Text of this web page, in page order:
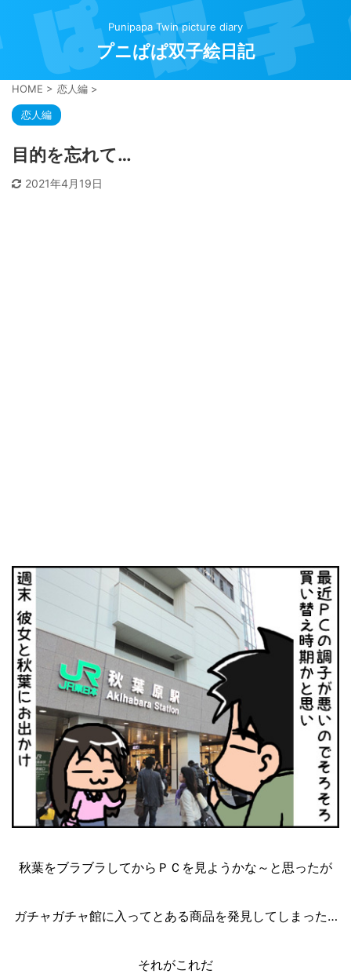
Punipapa Twin picture diary
プニぱぱ双子絵日記
HOME > 恋人編 >
恋人編
目的を忘れて…
2021年4月19日
秋葉をブラブラしてからＰＣを見ようかな～と思ったが
ガチャガチャ館に入ってとある商品を発見してしまった…
それがこれだ